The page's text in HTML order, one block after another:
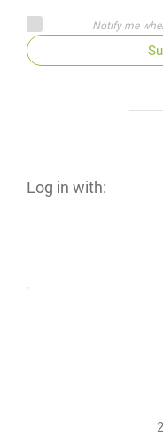
Notify me
Log in with: